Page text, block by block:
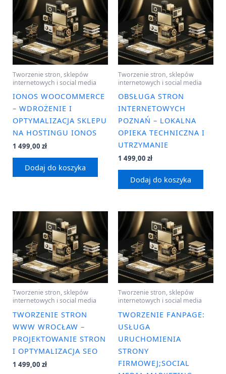
Tworzenie stron, sklepów
internetowych i social media
IONOS WOOCOMMERCE
– WDROŻENIE I
OPTYMALIZACJA SKLEPU
NA HOSTINGU IONOS
1 499,00 zł
Dodaj do koszyka
Tworzenie stron, sklepów
internetowych i social media
OBSŁUGA STRON
INTERNETOWYCH
POZNAŃ – LOKALNA
OPIEKA TECHNICZNA I
UTRZYMANIE
1 499,00 zł
Dodaj do koszyka
Tworzenie stron, sklepów
internetowych i social media
TWORZENIE STRON
WWW WROCŁAW –
PROJEKTOWANIE STRON
I OPTYMALIZACJA SEO
1 499,00 zł
Tworzenie stron, sklepów
internetowych i social media
TWORZENIE FANPAGE:
USŁUGA
URUCHOMIENIA
STRONY
FIRMOWEJ;SOCIAL